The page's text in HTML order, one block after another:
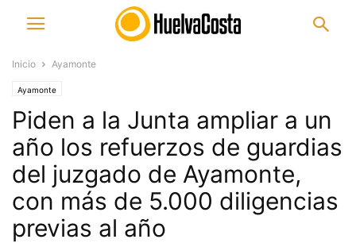
Inicio Ayamonte
Ayamonte
Piden a la Junta ampliar a un
año los refuerzos de guardias
del juzgado de Ayamonte,
con más de 5.000 diligencias
previas al año